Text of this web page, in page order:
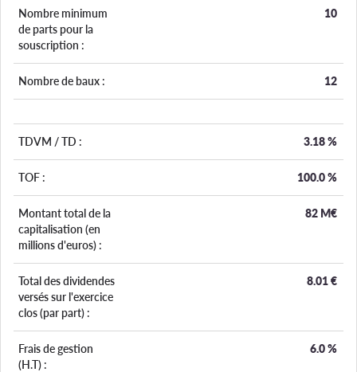
Nombre minimum
de parts pour la
souscription :
10
Nombre de baux : 12
TDVM / TD : 3.18%
TOF : 100.0%
Montant total de la
capitalisation (en
millions d'euros) :
82 M€
Total des dividendes
versés sur l'exercice
clos (par part) :
8.01€
Frais de gestion
(H.T) :
6.0%